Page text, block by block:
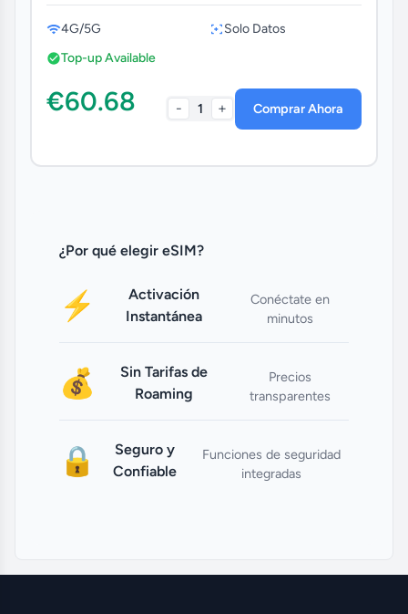
4G/5G
Solo Datos
Top-up Available
€60.68 - 1 + Comprar Ahora
¿Por qué elegir eSIM?
⚡
Activación
Instantánea
Conéctate en
minutos
💰
Sin Tarifas de
Roaming
Precios
transparentes
🔒
Seguro y
Confiable
Funciones de seguridad
integradas